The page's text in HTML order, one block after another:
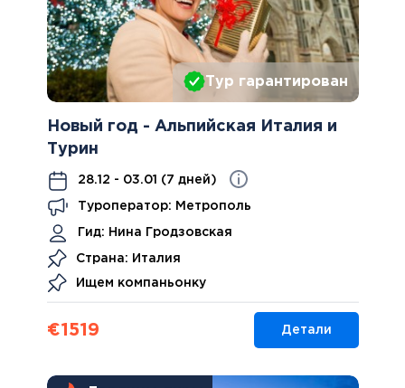
Тур гарантирован
Новый год - Альпийская Италия и
Турин
28.12 - 03.01 (7 дней)
Туроператор: Метрополь
Гид: Нина Гродзовская
Страна: Италия
Ищем компаньонку
€1519 Детали